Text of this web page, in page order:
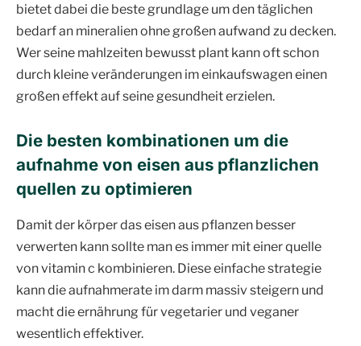
bietet dabei die beste grundlage um den täglichen
bedarf an mineralien ohne großen aufwand zu decken.
Wer seine mahlzeiten bewusst plant kann oft schon
durch kleine veränderungen im einkaufswagen einen
großen effekt auf seine gesundheit erzielen.
Die besten kombinationen um die
aufnahme von eisen aus pflanzlichen
quellen zu optimieren
Damit der körper das eisen aus pflanzen besser
verwerten kann sollte man es immer mit einer quelle
von vitamin c kombinieren. Diese einfache strategie
kann die aufnahmerate im darm massiv steigern und
macht die ernährung für vegetarier und veganer
wesentlich effektiver.